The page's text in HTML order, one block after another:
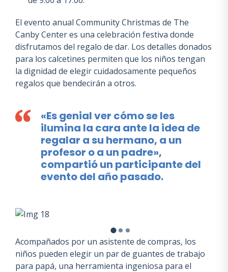
El evento anual Community Christmas de The
Canby Center es una celebración festiva donde
disfrutamos del regalo de dar. Los detalles donados
para los calcetines permiten que los niños tengan
la dignidad de elegir cuidadosamente pequeños
regalos que bendecirán a otros.
«Es genial ver cómo se les
ilumina la cara ante la idea de
regalar a su hermano, a un
profesor o a un padre»,
compartió un participante del
evento del año pasado.
Acompañados por un asistente de compras, los
niños pueden elegir un par de guantes de trabajo
para papá, una herramienta ingeniosa para el